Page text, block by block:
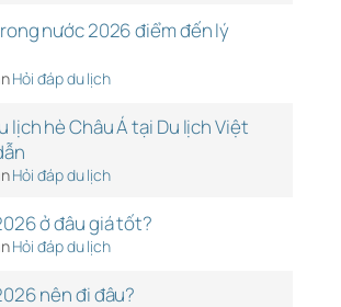
nước 2026 điểm đến lý
Hỏi đáp du lịch
lịch hè Châu Á tại Du lịch Việt
Hỏi đáp du lịch
ở đâu giá tốt?
Hỏi đáp du lịch
nên đi đâu?